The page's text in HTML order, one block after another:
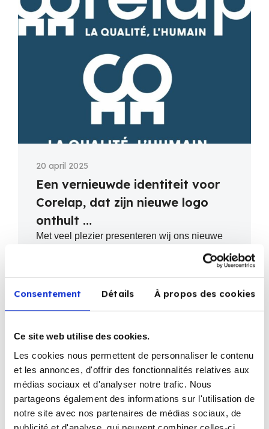
Consentement Détails À propos des cookies
Ce site web utilise des cookies.
Les cookies nous permettent de personnaliser le contenu
et les annonces, d'offrir des fonctionnalités relatives aux
médias sociaux et d'analyser notre trafic. Nous
partageons également des informations sur l'utilisation de
notre site avec nos partenaires de médias sociaux, de
20 april 2025
Een vernieuwde identiteit voor
Corelap, dat zijn nieuwe logo
onthult …
Met veel plezier presenteren wij ons nieuwe